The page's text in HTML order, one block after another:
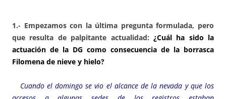
1.- Empezamos con la última pregunta formulada, pero
que resulta de palpitante actualidad: ¿Cuál ha sido la
actuación de la DG como consecuencia de la borrasca
Filomena de nieve y hielo?
Cuando el domingo se vio el alcance de la nevada y que los